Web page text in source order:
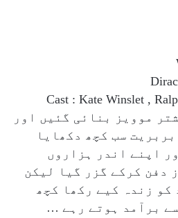
Cast : Kate Winslet ,
موویز بنائی گئیں اور
سب کچھ دکھایا
اپنے اندر ہزاروں
دفن کرکے گزر گیا لیکن
کو زندہ کیے رکھا کچھ
برآمد ہوتے رہے …